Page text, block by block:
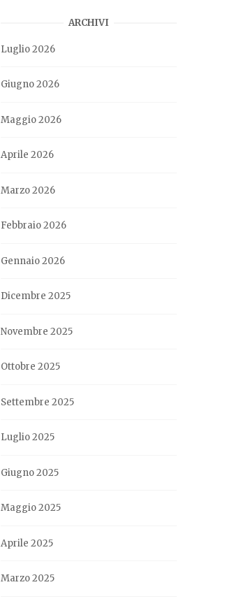
ARCHIVI
Luglio 2026
Giugno 2026
Maggio 2026
Aprile 2026
Marzo 2026
Febbraio 2026
Gennaio 2026
Dicembre 2025
Novembre 2025
Ottobre 2025
Settembre 2025
Luglio 2025
Giugno 2025
Maggio 2025
Aprile 2025
Marzo 2025